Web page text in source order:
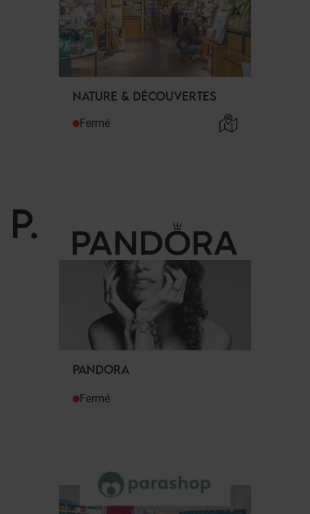
NATURE & DÉCOUVERTES
Fermé
P.
PANDORA
Fermé